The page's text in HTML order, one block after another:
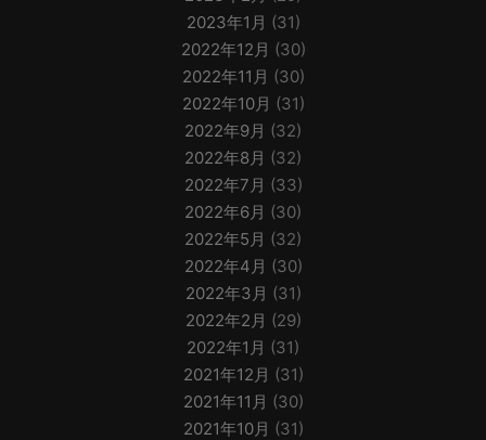
2023年1月 (31)
2022年12月 (30)
2022年11月 (30)
2022年10月 (31)
2022年9月 (32)
2022年8月 (32)
2022年7月 (33)
2022年6月 (30)
2022年5月 (32)
2022年4月 (30)
2022年3月 (31)
2022年2月 (29)
2022年1月 (31)
2021年12月 (31)
2021年11月 (30)
2021年10月 (31)